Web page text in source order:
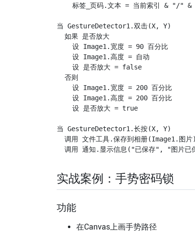
标签_页码.文本 = 当前索引 & "/" &
当 GestureDetector1.双击(X, Y)
  如果 是否放大
    设 Image1.宽度 = 90 百分比
    设 Image1.高度 = 自动
    设 是否放大 = false
  否则
    设 Image1.宽度 = 200 百分比
    设 Image1.高度 = 200 百分比
    设 是否放大 = true
当 GestureDetector1.长按(X, Y)
  调用 文件工具.保存到相册(Image1.图片)
实战案例：手势密码锁
功能
在Canvas上画手势路径